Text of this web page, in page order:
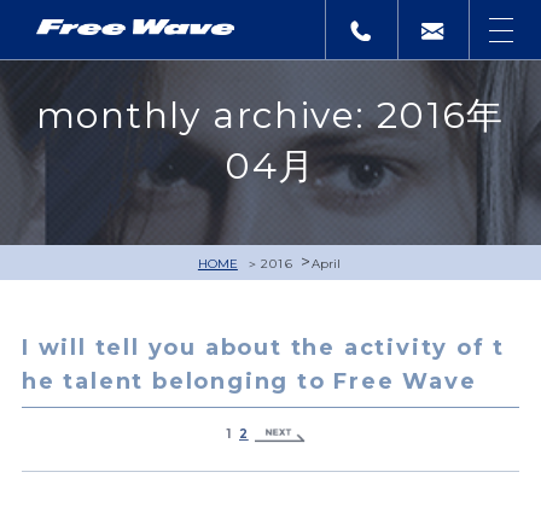
monthly archive: 2016年
04月
HOME 2016 >April
I will tell you about the activity of t
he talent belonging to Free Wave
1 2